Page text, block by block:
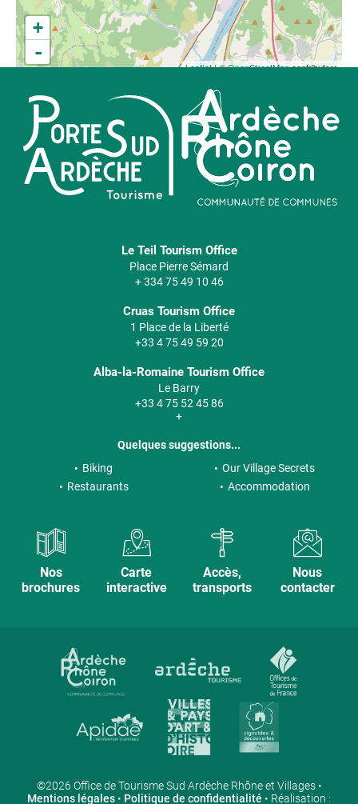
+
-
Leaflet| ©OpenStreetMapcontributors
Le Teil Tourism Office
Place Pierre Sémard
+ 334 75 49 10 46
Cruas Tourism Office
1 Place de la Liberté
+33 4 75 49 59 20
Alba-la-Romaine Tourism Office
Le Barry
+33 4 75 52 45 86
+
Quelques suggestions...
Biking
Our Village Secrets
Restaurants
Accommodation
Nos
brochures
Carte
interactive
Accès,
transports
Nous
contacter
©2026 Office de Tourisme Sud Ardèche Rhône et Villages •
Mentions légales • Politique de confidentialité • Réalisation :